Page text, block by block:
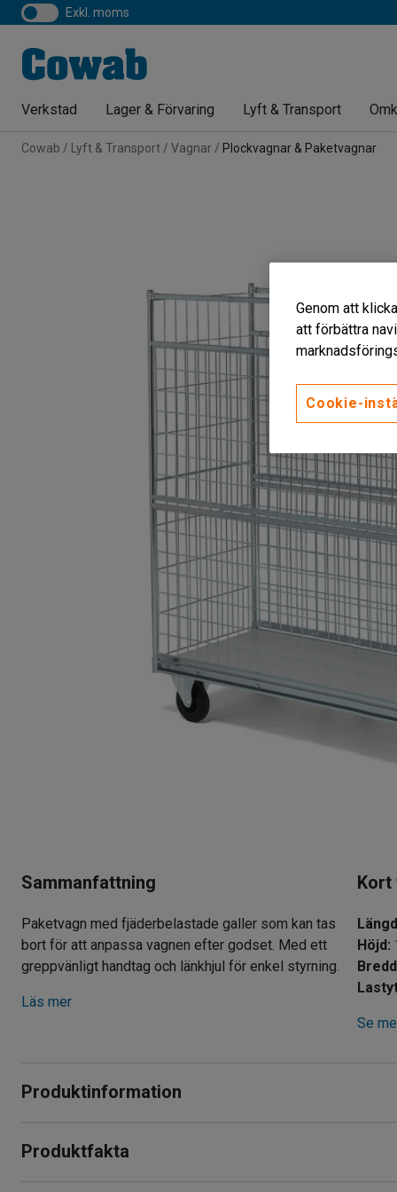
exkl. moms
Verkstad Lager & Förvaring Lyft & Transport
Cowab Lyft & Transport Vagnar Plockvagnar & Paketvagnar
Sammanfattning
Paketvagn med fjäderbelastade galler som kan tas
bort för att anpassa vagnen efter godset. Med ett
greppvänligt handtag och länkhjul för enkel styrning.
Läs mer
Kort
Längd
Höjd :
Bredd
Se
Produktinformation
användning där orderhantering, varuplock och liknande
Produktfakta
Genom att
att förbättra
Cookie-